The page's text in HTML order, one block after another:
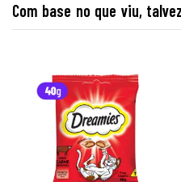
Com base no que viu,